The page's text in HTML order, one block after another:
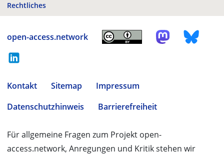
Rechtliches
open-access.network
Kontakt Sitemap
Impressum
Datenschutzhinweis
Barrierefreiheit
Für allgemeine Fragen zum Projekt open-
access.network, Anregungen und Kritik stehen wir